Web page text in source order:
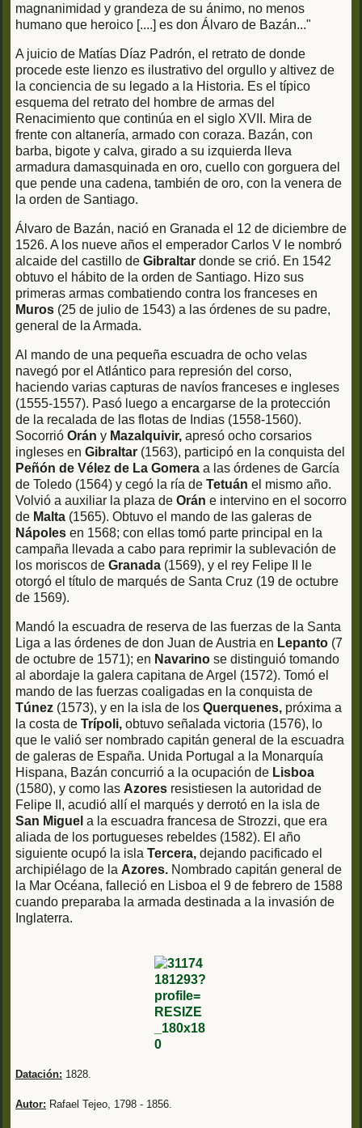
magnanimidad y grandeza de su ánimo, no menos
humano que heroico [....] es don Álvaro de Bazán..."
A juicio de Matías Díaz Padrón, el retrato de donde
procede este lienzo es ilustrativo del orgullo y altivez de
la conciencia de su legado a la Historia. Es el típico
esquema del retrato del hombre de armas del
Renacimiento que continúa en el siglo XVII. Mira de
frente con altanería, armado con coraza. Bazán, con
barba, bigote y calva, girado a su izquierda lleva
armadura damasquinada en oro, cuello con gorguera del
que pende una cadena, también de oro, con la venera de
la orden de Santiago.
Álvaro de Bazán, nació en Granada el 12 de diciembre de
1526. A los nueve años el emperador Carlos V le nombró
alcaide del castillo de Gibraltar donde se crió. En 1542
obtuvo el hábito de la orden de Santiago. Hizo sus
primeras armas combatiendo contra los franceses en
Muros (25 de julio de 1543) a las órdenes de su padre,
general de la Armada.
Al mando de una pequeña escuadra de ocho velas
navegó por el Atlántico para represión del corso,
haciendo varias capturas de navíos franceses e ingleses
(1555-1557). Pasó luego a encargarse de la protección
de la recalada de las flotas de Indias (1558-1560).
Socorrió Orán y Mazalquivir, apresó ocho corsarios
ingleses en Gibraltar (1563), participó en la conquista del
Peñón de Vélez de La Gomera a las órdenes de García
de Toledo (1564) y cegó la ría de Tetuán el mismo año.
Volvió a auxiliar la plaza de Orán e intervino en el socorro
de Malta (1565). Obtuvo el mando de las galeras de
Nápoles en 1568; con ellas tomó parte principal en la
campaña llevada a cabo para reprimir la sublevación de
los moriscos de Granada (1569), y el rey Felipe II le
otorgó el título de marqués de Santa Cruz (19 de octubre
de 1569).
Mandó la escuadra de reserva de las fuerzas de la Santa
Liga a las órdenes de don Juan de Austria en Lepanto (7
de octubre de 1571); en Navarino se distinguió tomando
al abordaje la galera capitana de Argel (1572). Tomó el
mando de las fuerzas coaligadas en la conquista de
Túnez (1573), y en la isla de los Querquenes, próxima a
la costa de Trípoli, obtuvo señalada victoria (1576), lo
que le valió ser nombrado capitán general de la escuadra
de galeras de España. Unida Portugal a la Monarquía
Hispana, Bazán concurrió a la ocupación de Lisboa
(1580), y como las Azores resistiesen la autoridad de
Felipe II, acudió allí el marqués y derrotó en la isla de
San Miguel a la escuadra francesa de Strozzi, que era
aliada de los portugueses rebeldes (1582). El año
siguiente ocupó la isla Tercera, dejando pacificado el
archipiélago de la Azores. Nombrado capitán general de
la Mar Océana, falleció en Lisboa el 9 de febrero de 1588
cuando preparaba la armada destinada a la invasión de
Inglaterra.
Datación: 1828.
Autor: Rafael Tejeo, 1798 - 1856.